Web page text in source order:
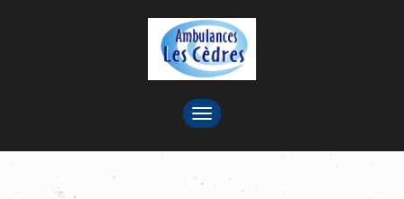
TOGGLE
NAVIGATION